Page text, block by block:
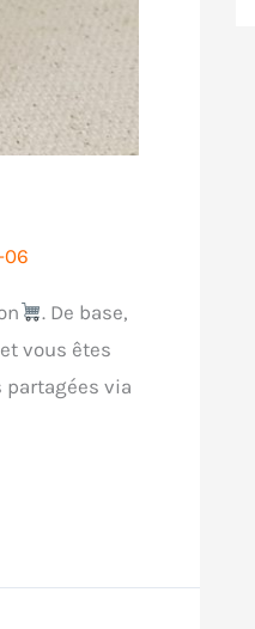
06
. De base,
et vous êtes
partagées via